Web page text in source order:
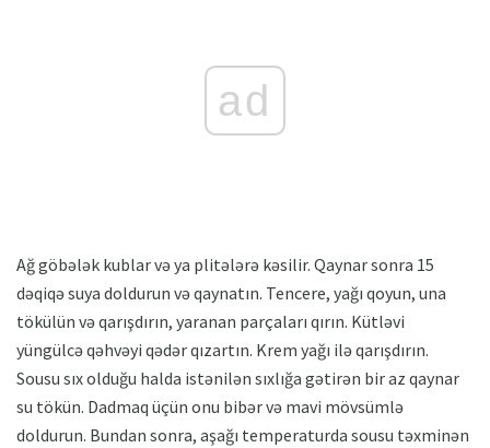
ad
Ağ göbələk kublar və ya plitələrə kəsilir. Qaynar sonra 15
dəqiqə suya doldurun və qaynatın. Tencere, yağı qoyun, una
tökülün və qarışdırın, yaranan parçaları qırın. Kütləvi
yüngülcə qəhvəyi qədər qızartın. Krem yağı ilə qarışdırın.
Sousu sıx olduğu halda istənilən sıxlığa gətirən bir az qaynar
su tökün. Dadmaq üçün onu bibər və mavi mövsümlə
doldurun. Bundan sonra, aşağı temperaturda sousu təxminən